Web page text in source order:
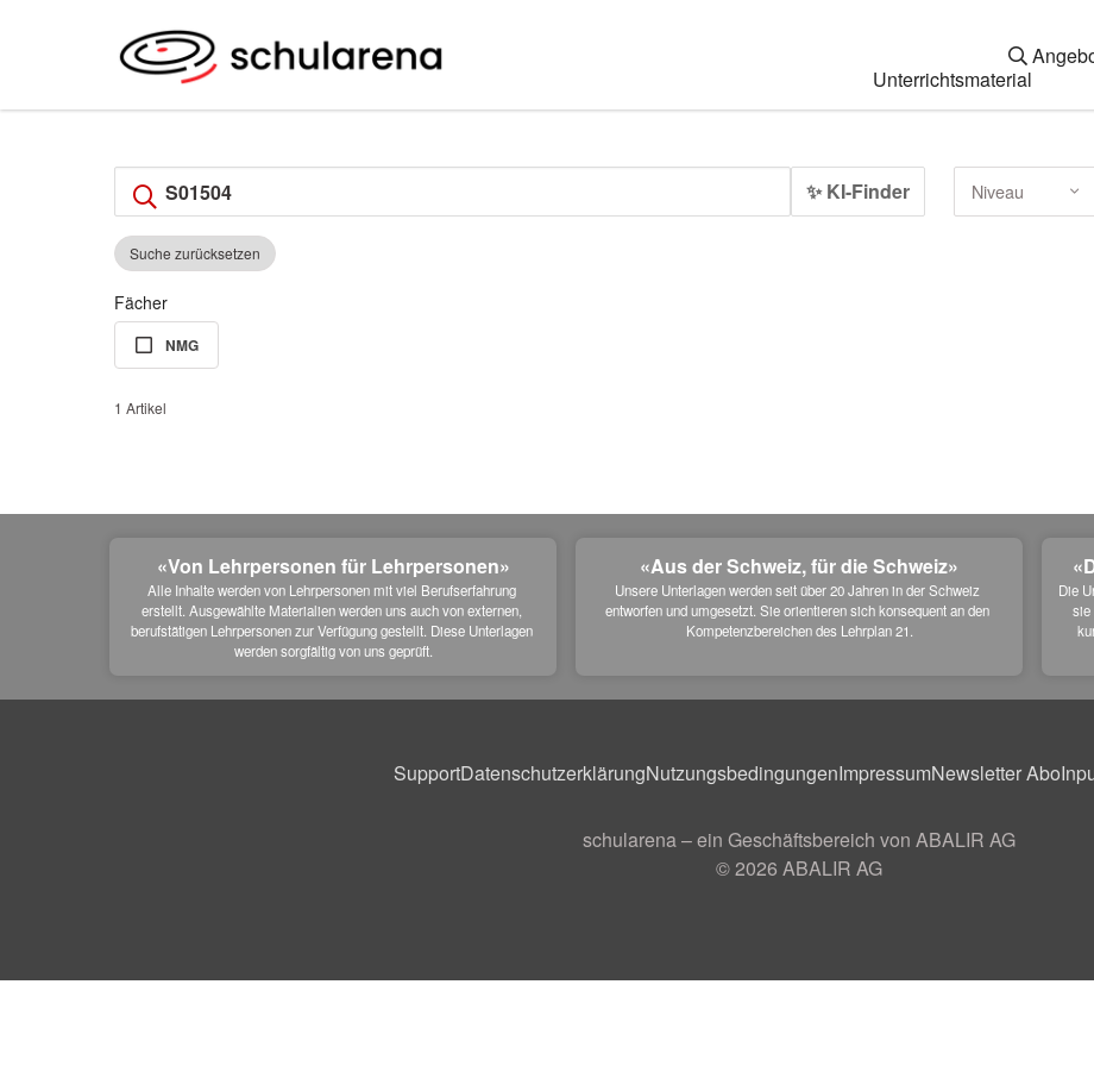
Unterrichtsmaterial
✨ KI-Finder Niveau
Suche zurücksetzen
Fächer
NMG
1 Artikel
«Von Lehrpersonen für Lehrpersonen»
Alle Inhalte werden von Lehrpersonen mit viel Berufserfahrung
erstellt. Ausgewählte Materialien werden uns auch von externen,
berufstätigen Lehrpersonen zur Verfügung gestellt. Diese Unterlagen
werden sorgfältig von uns geprüft.
«Aus der Schweiz, für die Schweiz»
Unsere Unterlagen werden seit über 20 Jahren in der Schweiz
entworfen und umgesetzt. Sie orientieren sich konsequent an den
Kompetenzbereichen des Lehrplan 21.
Die
sie
SupportDatenschutzerklärungNutzungsbedingungenImpressumNewsletter Abo
schularena – ein Geschäftsbereich von ABALIR AG
© 2026 ABALIR AG